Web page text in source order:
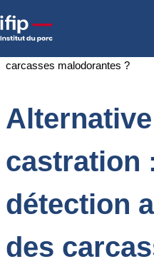
Accueil
détection automatique des
castration
détection
des